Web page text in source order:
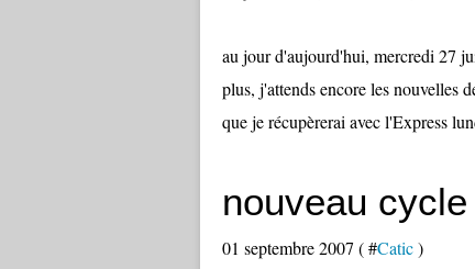
au jour d'aujourd'hui, mercredi 27
plus, j'attends encore les nouvelles
que je récupèrerai avec l'Express
nouveau cycle
01 septembre 2007 ( #Catic)